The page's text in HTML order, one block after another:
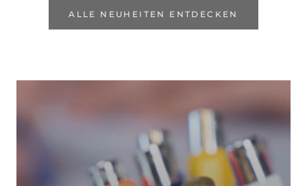
ALLE NEUHEITEN ENTDECKEN